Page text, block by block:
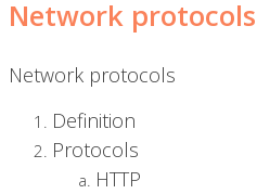
Network protocols
Network protocols
Definition
Protocols
HTTP